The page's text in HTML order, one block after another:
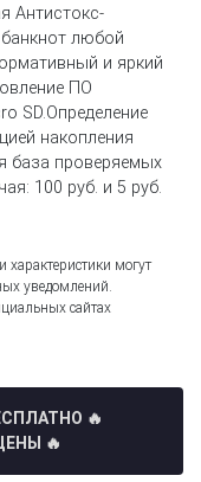
Антистокс-
любой
и яркий
ПО
SD.Определение
накопления
база проверяемых
100 руб. и 5 руб.
могут
уведомлений.
сайтах
🔥
🔥